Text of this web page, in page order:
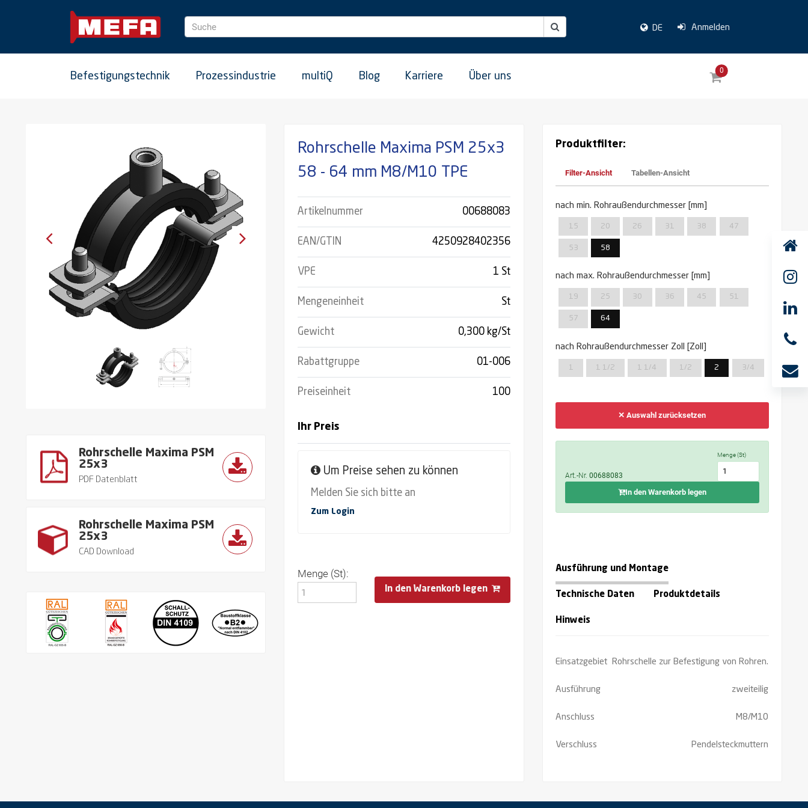
Suche DE Anmelden
0
Befestigungstechnik Prozessindustrie multiQ Blog Karriere Über uns
Rohrschelle Maxima PSM
25x3
PDF Datenblatt
Rohrschelle Maxima PSM
25x3
CAD Download
Rohrschelle Maxima PSM 25x3
58 - 64 mm M8/M10 TPE
Artikelnummer 00688083
EAN/GTIN 4250928402356
VPE 1 St
Mengeneinheit St
Gewicht 0,300 kg/St
Rabattgruppe 01-006
Preiseinheit 100
Ihr Preis
Um Preise sehen zu können
Melden Sie sich bitte an
Zum Login
Menge (St):
In den Warenkorb legen
Produktfilter:
Filter-Ansicht Tabellen-Ansicht
nach min. Rohraußendurchmesser [mm]
15 20 26 31 38 47
53 58
nach max. Rohraußendurchmesser [mm]
19 25 30 36 45 51
57 64
nach Rohraußendurchmesser Zoll [Zoll]
1 1 1/2 1 1/4 1/2 2 3/4
✕ Auswahl zurücksetzen
Art.-Nr.00688083
Menge (St)
In den Warenkorb legen
Ausführung und Montage
Technische Daten Produktdetails
Hinweis
Einsatzgebiet Rohrschelle zur Befestigung von Rohren.
Ausführung zweiteilig
Anschluss M8/M10
Verschluss Pendelsteckmuttern